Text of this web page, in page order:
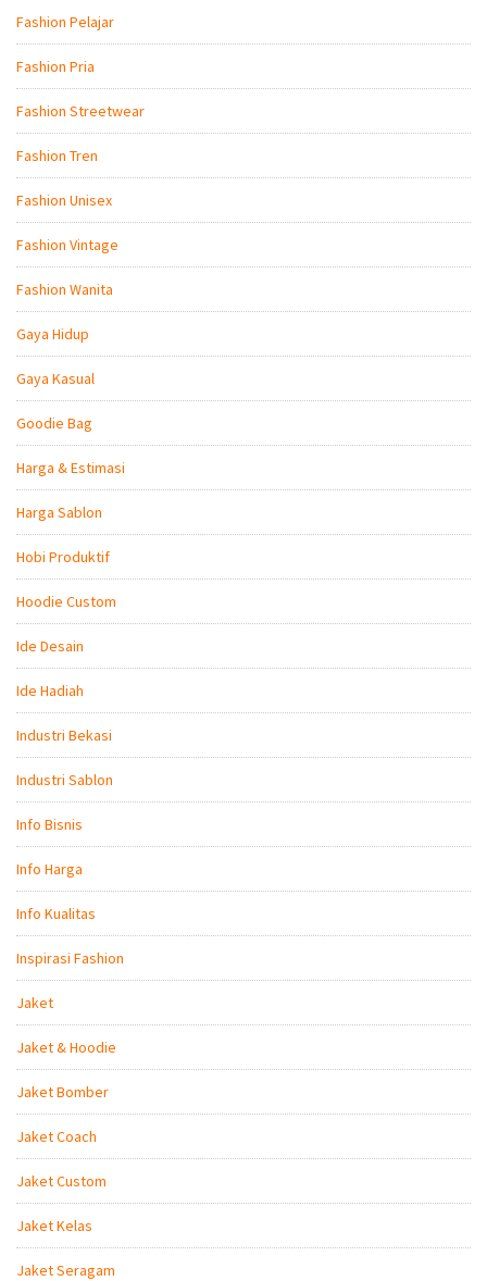
Fashion Pelajar
Fashion Pria
Fashion Streetwear
Fashion Tren
Fashion Unisex
Fashion Vintage
Fashion Wanita
Gaya Hidup
Gaya Kasual
Goodie Bag
Harga & Estimasi
Harga Sablon
Hobi Produktif
Hoodie Custom
Ide Desain
Ide Hadiah
Industri Bekasi
Industri Sablon
Info Bisnis
Info Harga
Info Kualitas
Inspirasi Fashion
Jaket
Jaket & Hoodie
Jaket Bomber
Jaket Coach
Jaket Custom
Jaket Kelas
Jaket Seragam